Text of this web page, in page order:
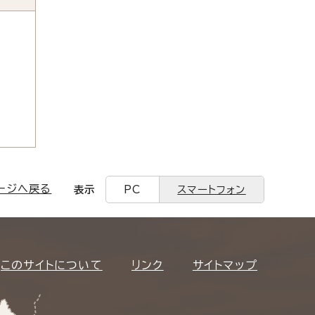
ジへ戻る 表示 PC スマートフォン
このサイトについて リンク サイトマップ